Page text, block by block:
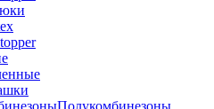
Полукомбинезоны